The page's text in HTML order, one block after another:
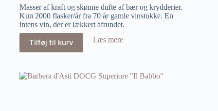
Masser af kraft og skønne dufte af bær og krydderier.
Kun 2000 flasker/år fra 70 år gamle vinstokke. En
intens vin, der er lækkert afrundet.
Tilføj til kurv Læs mere